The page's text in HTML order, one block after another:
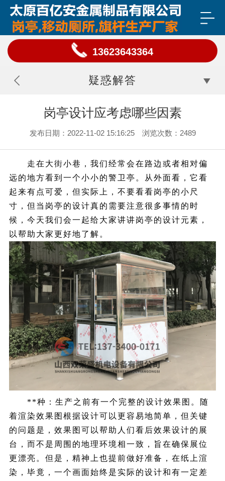
13623643364
疑惑解答
岗亭设计应考虑哪些因素
发布日期：2022-11-02 15:16:25 浏览次数：2489
走在大街小巷，我们经常会在路边或者相对偏
远的地方看到一个小小的警卫亭。从外面看，它看
起来有点可爱，但实际上，不要看看岗亭的小尺
寸，但当岗亭的设计真的需要注意很多事情的时
候，今天我们会一起给大家讲讲岗亭的设计元素，
以帮助大家更好地了解。
**种：生产之前有一个完整的设计效果图。随
着渲染效果图根据设计可以更容易地简单，但关键
的问题是，效果图可以帮助人们看后效果设计的展
台，而不是周围的地理环境相一致，旨在确保展位
更漂亮。但是，精神上也提前做好准备，在纸上渲
染，毕竟，一个画面始终是实际的设计和有一定差